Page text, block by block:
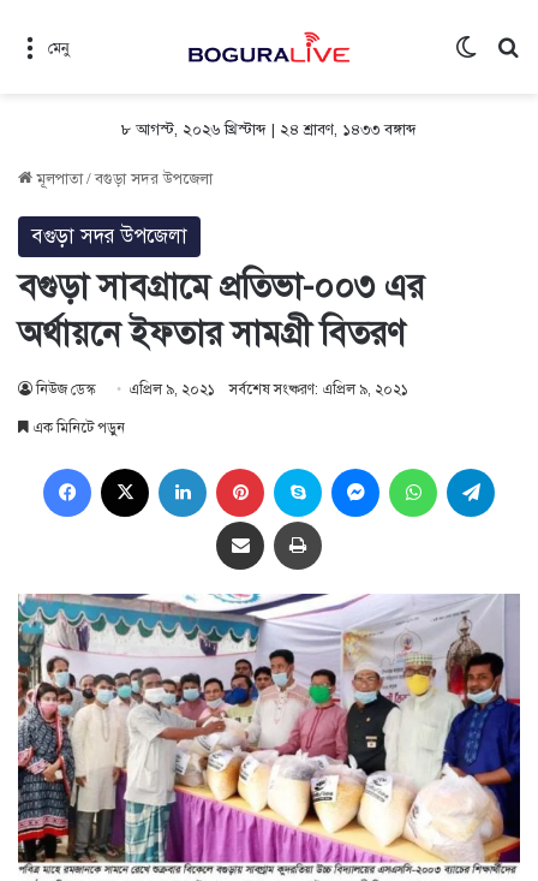
মেনু
৮ আগস্ট, ২০২৬ খ্রিস্টাব্দ | ২৪ শ্রাবণ, ১৪৩৩ বঙ্গাব্দ
মূলপাতা/বগুড়া সদর উপজেলা
বগুড়া সদর উপজেলা
বগুড়া সাবগ্রামে প্রতিভা-০০৩ এর
অর্থায়নে ইফতার সামগ্রী বিতরণ
নিউজ ডেস্ক এপ্রিল ৯, ২০২১ সর্বশেষ সংষ্করণ: এপ্রিল ৯, ২০২১
এক মিনিটে পড়ুন
Facebook LinkedIn Pinterest Skype MessengerWhatsApp
Share via Email প্রিন্ট